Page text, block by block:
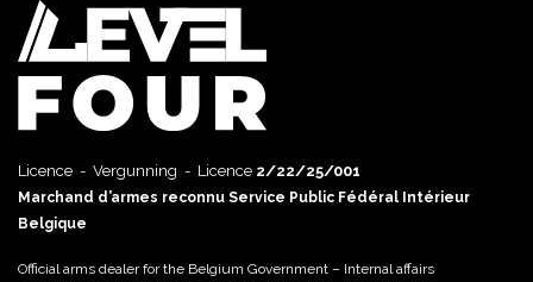
Licence - Vergunning - Licence 2/22/25/001
Marchand d’armes reconnu Service Public Fédéral Intérieur
Belgique
Official arms dealer for the Belgium Government – Internal affairs